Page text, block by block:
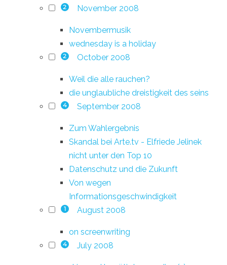
2 November 2008
Novembermusik
wednesday is a holiday
2 October 2008
Weil die alle rauchen?
die unglaubliche dreistigkeit des seins
4 September 2008
Zum Wahlergebnis
Skandal bei Arte.tv - Elfriede Jelinek
nicht unter den Top 10
Datenschutz und die Zukunft
Von wegen
Informationsgeschwindigkeit
1 August 2008
on screenwriting
4 July 2008